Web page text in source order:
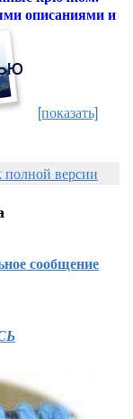
описаниями и
[показать]
полной версии
сообщение